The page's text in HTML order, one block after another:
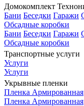
Домокомплект
Бани Беседки Гаражи
Обсадные коробки
Бани Беседки Гаражи
Обсадные коробки
Транспортные услуги
Услуги
Услуги
Укрывные пленки
Пленка Армированная
Пленка Армированная